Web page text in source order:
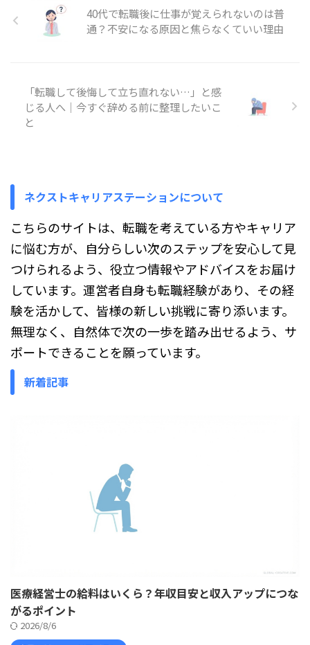
める手続 ...
不安…」 そんなふうに、問題を
前にして迷っていませんか。 SPI
は問題の種類が多く見えますが、
価・売価・利益の関係を整理す
る」といったように、問題ごとに
解き方の型があります。 そのた
40代で転職後に仕事が覚えられないのは普
通？不安になる原因と焦らなくていい理由
「転職して後悔して立ち直れない…」と感
じる人へ｜今すぐ辞める前に整理したいこ
と
ネクストキャリアステーションについて
こちらのサイトは、転職を考えている方やキャリア
に悩む方が、自分らしい次のステップを安心して見
つけられるよう、役立つ情報やアドバイスをお届け
しています。運営者自身も転職経験があり、その経
験を活かして、皆様の新しい挑戦に寄り添います。
無理なく、自然体で次の一歩を踏み出せるよう、サ
ポートできることを願っています。
新着記事
医療経営士の給料はいくら？年収目安と収入アップにつな
がるポイント
2026/8/6